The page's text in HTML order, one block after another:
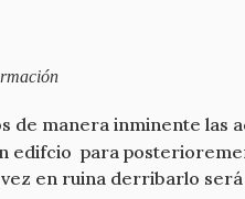
de manera inminente las
edifcio para
en ruina derribarlo será